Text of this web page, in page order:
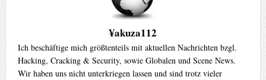
¥akuza112
Ich beschäftige mich größtenteils mit aktuellen Nachrichten bzgl.
Hacking, Cracking & Security, sowie Globalen und Scene News.
Wir haben uns nicht unterkriegen lassen und sind trotz vieler